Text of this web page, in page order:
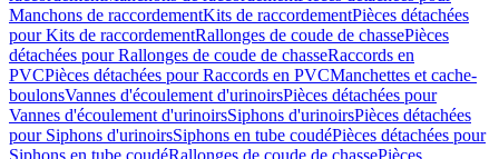
Manchons de raccordementKits de raccordementPièces détachées
pour Kits de raccordementRallonges de coude de chassePièces
détachées pour Rallonges de coude de chasseRaccords en
PVCPièces détachées pour Raccords en PVCManchettes et cache-
boulonsVannes d'écoulement d'urinoirsPièces détachées pour
Vannes d'écoulement d'urinoirsSiphons d'urinoirsPièces détachées
pour Siphons d'urinoirsSiphons en tube coudéPièces détachées pour
Siphons en tube coudéRallonges de coude de chassePièces